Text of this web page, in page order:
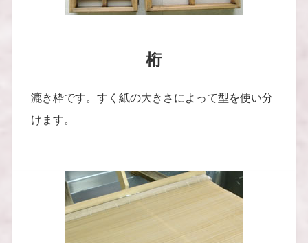
桁
漉き枠です。すく紙の大きさによって型を使い分
けます。